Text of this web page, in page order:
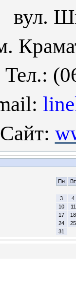
вул.
Тел.:
Сайт:
Пн
Вт
3
4
10
11
17
18
24
25
31